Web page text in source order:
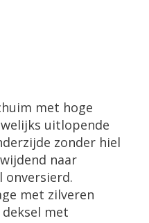
met hoge
uitlopende
zonder hiel
naar
onversierd.
met zilveren
deksel met